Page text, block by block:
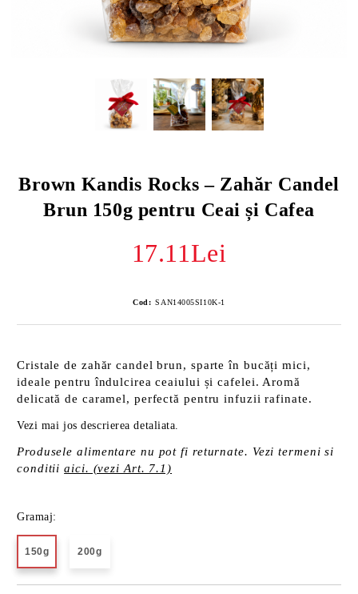
Brown Kandis Rocks – Zahăr Candel
Brun 150g pentru Ceai și Cafea
17.11Lei
Cod: SAN14005SI10K-1
Cristale de zahăr candel brun, sparte în bucăți mici,
ideale pentru îndulcirea ceaiului și cafelei. Aromă
delicată de caramel, perfectă pentru infuzii rafinate.
Vezi mai jos descrierea detaliata.
Produsele alimentare nu pot fi returnate. Vezi termeni si
conditiiaici. (vezi Art. 7.1)
Gramaj:
150g 200g